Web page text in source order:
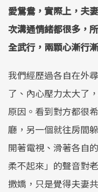
愛鴛鴦，實際上，夫
次溝通情緒都很多，
全武行，兩顆心漸行
我們經歷過各自在外
了、內心壓力太大了
原因。看到對方都很
廳，另一個就往房間
開著電視、滑著各自
柔不起來」的聲音對
撒嬌，只是覺得夫妻